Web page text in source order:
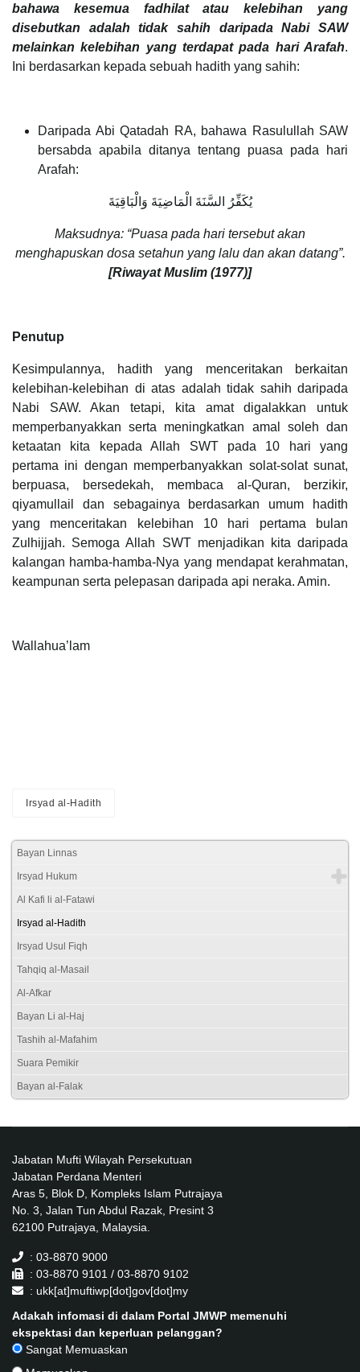
bahawa kesemua fadhilat atau kelebihan yang
disebutkan adalah tidak sahih daripada Nabi SAW
melainkan kelebihan yang terdapat pada hari Arafah.
Ini berdasarkan kepada sebuah hadith yang sahih:
Daripada Abi Qatadah RA, bahawa Rasulullah SAW
bersabda apabila ditanya tentang puasa pada hari
Arafah:
يُكَفِّرُ السَّنَةَ الْمَاضِيَةَ وَالْبَاقِيَةَ
Maksudnya: “Puasa pada hari tersebut akan
menghapuskan dosa setahun yang lalu dan akan datang”.
[Riwayat Muslim (1977)]
Penutup
Kesimpulannya, hadith yang menceritakan berkaitan
kelebihan-kelebihan di atas adalah tidak sahih daripada
Nabi SAW. Akan tetapi, kita amat digalakkan untuk
memperbanyakkan serta meningkatkan amal soleh dan
ketaatan kita kepada Allah SWT pada 10 hari yang
pertama ini dengan memperbanyakkan solat-solat sunat,
berpuasa, bersedekah, membaca al-Quran, berzikir,
qiyamullail dan sebagainya berdasarkan umum hadith
yang menceritakan kelebihan 10 hari pertama bulan
Zulhijjah. Semoga Allah SWT menjadikan kita daripada
kalangan hamba-hamba-Nya yang mendapat kerahmatan,
keampunan serta pelepasan daripada api neraka. Amin.
Wallahua’lam
Irsyad al-Hadith
Bayan Linnas
Irsyad Hukum
Al Kafi li al-Fatawi
Irsyad al-Hadith
Irsyad Usul Fiqh
Tahqiq al-Masail
Al-Afkar
Bayan Li al-Haj
Tashih al-Mafahim
Suara Pemikir
Bayan al-Falak
Jabatan Mufti Wilayah Persekutuan
Jabatan Perdana Menteri
Aras 5, Blok D, Kompleks Islam Putrajaya
No. 3, Jalan Tun Abdul Razak, Presint 3
62100 Putrajaya, Malaysia.
: 03-8870 9000
: 03-8870 9101 / 03-8870 9102
: ukk[at]muftiwp[dot]gov[dot]my
Adakah infomasi di dalam Portal JMWP memenuhi
ekspektasi dan keperluan pelanggan?
Sangat Memuaskan